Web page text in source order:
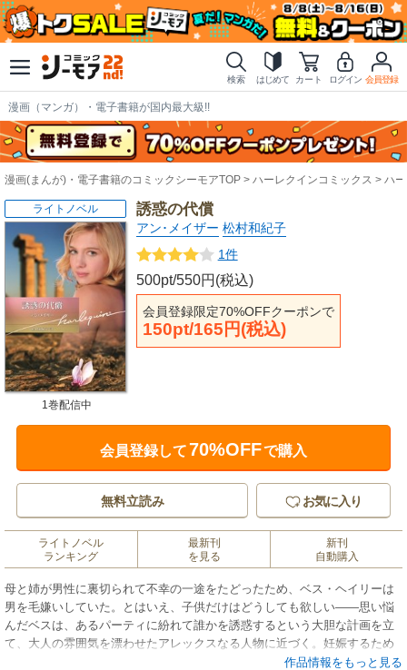
検索 はじめて カート ログイン 会員登録
漫画（マンガ）・電子書籍が国内最大級!!
漫画(まんが)・電子書籍のコミックシーモアTOP ハーレクインコミックス ハ
誘惑の代償
アン･メイザー 松村和紀子
1件
500pt/550円(税込)
会員登録限定70%OFFクーポンで
150pt/165円(税込)
ライトノベル
1巻配信中
会員登録して70%OFFで購入
無料立読み お気に入り
ライトノベル
ランキング
最新刊
を見る
新刊
自動購入
母と姉が男性に裏切られて不幸の一途をたどったため、ベス・ヘイリーは
男を毛嫌いしていた。とはいえ、子供だけはどうしても欲しい――思い悩
んだベスは、あるパーティに紛れて誰かを誘惑するという大胆な計画を立
て、大人の雰囲気を漂わせたアレックスなる人物に近づく。妊娠するため
だけの一夜は意外なまでに燃えあがるが、ベスは素性を隠したまま、寝て
作品情報をもっと見る